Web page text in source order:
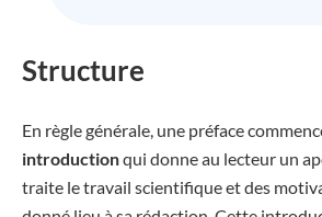
Structure
En règle générale, une préface
introductionqui donne au lecteur un
traite le travail scientifique et des